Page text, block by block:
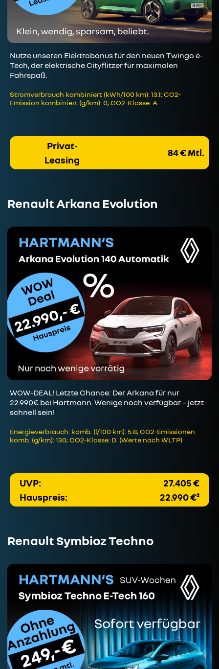
Nutze unseren Elektrobonus für den neuen Twingo e-
Tech, der elektrische Cityflitzer für maximalen
Fahrspaß.
Stromverbrauch kombiniert (kWh/100 km): 13.1; CO2-
Emission kombiniert (g/km): 0; CO2-Klasse: A.
Privat-
Leasing
84 € Mtl.
Renault Arkana Evolution
WOW-DEAL! Letzte Chance: Der Arkana für nur
22.990€ bei Hartmann. Wenige noch verfügbar – jetzt
schnell sein!
Energieverbrauch: komb. (l/100 km): 5.8; CO2-Emissionen
komb. (g/km): 130; CO2-Klasse: D. (Werte nach WLTP)
UVP:
27.405 €
Hauspreis:
22.990 €²
Renault Symbioz Techno